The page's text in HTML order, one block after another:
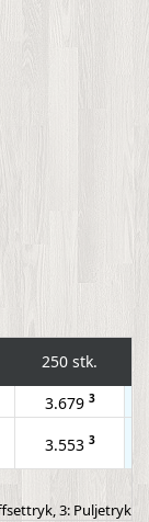
250 stk.
3.679 3
3.553 3
3: Puljetryk